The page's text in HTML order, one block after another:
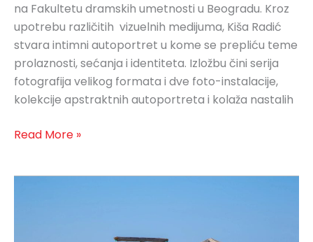
na Fakultetu dramskih umetnosti u Beogradu. Kroz
upotrebu različitih vizuelnih medijuma, Kiša Radić
stvara intimni autoportret u kome se prepliću teme
prolaznosti, sećanja i identiteta. Izložbu čini serija
fotografija velikog formata i dve foto-instalacije,
kolekcije apstraktnih autoportreta i kolaža nastalih
Read More »